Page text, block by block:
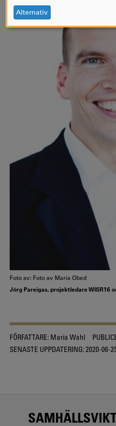
Foto av: Foto av Maria Obed
Jörg Pareigas, projektledare WISR16
FÖRFATTARE: Maria Wahl
SENASTE UPPDATERING:2020-06-
och
cookies
Alternativ